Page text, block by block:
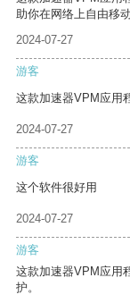
助你在网络上自由移动
2024-07-27
游客
这款加速器VPM应用
2024-07-27
游客
这个软件很好用
2024-07-27
游客
这款加速器VPM应用
护。